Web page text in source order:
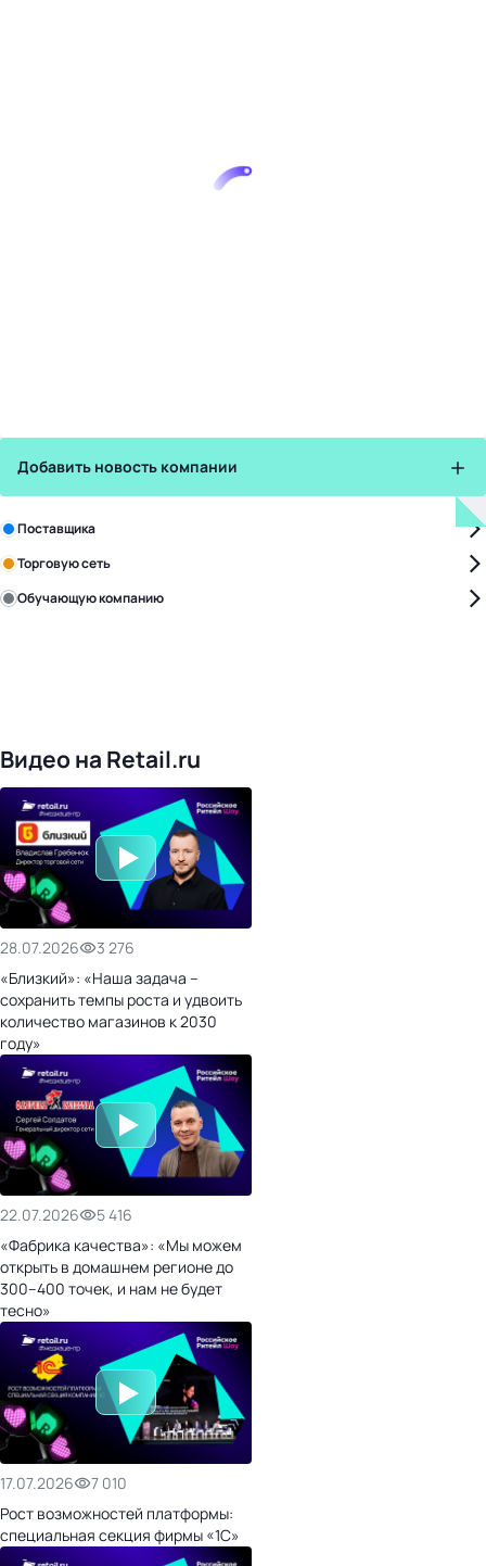
Добавить новость компании
Зарегистрируйте в бизнес-центре:
Поставщика
Торговую сеть
Обучающую компанию
Видео на Retail.ru
28.07.2026
3 276
«Близкий»: «Наша задача –
сохранить темпы роста и удвоить
количество магазинов к 2030
году»
22.07.2026
5 416
«Фабрика качества»: «Мы можем
открыть в домашнем регионе до
300–400 точек, и нам не будет
тесно»
17.07.2026
7 010
Рост возможностей платформы:
специальная секция фирмы «1С»